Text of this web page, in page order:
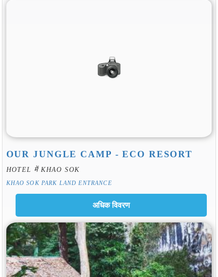
OUR JUNGLE CAMP - ECO RESORT
HOTEL में KHAO SOK
KHAO SOK PARK LAND ENTRANCE